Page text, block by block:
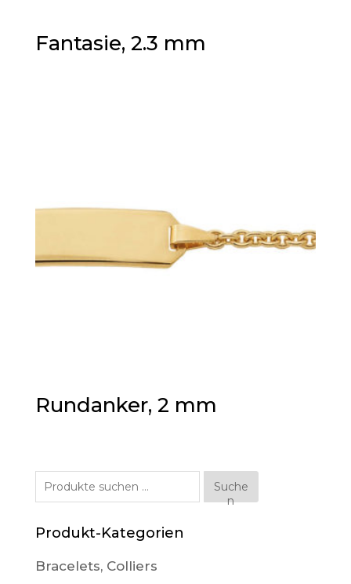
Fantasie, 2.3 mm
Rundanker, 2 mm
Suche
nach:
Suche
n
Produkt-Kategorien
Bracelets, Colliers